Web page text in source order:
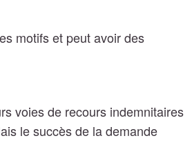
motifs et peut avoir des
voies de recours indemnitaires
le succès de la demande